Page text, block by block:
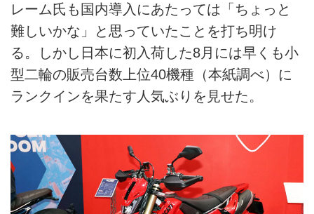
レーム氏も国内導入にあたっては「ちょっと
難しいかな」と思っていたことを打ち明け
る。しかし日本に初入荷した8月には早くも小
型二輪の販売台数上位40機種（本紙調べ）に
ランクインを果たす人気ぶりを見せた。